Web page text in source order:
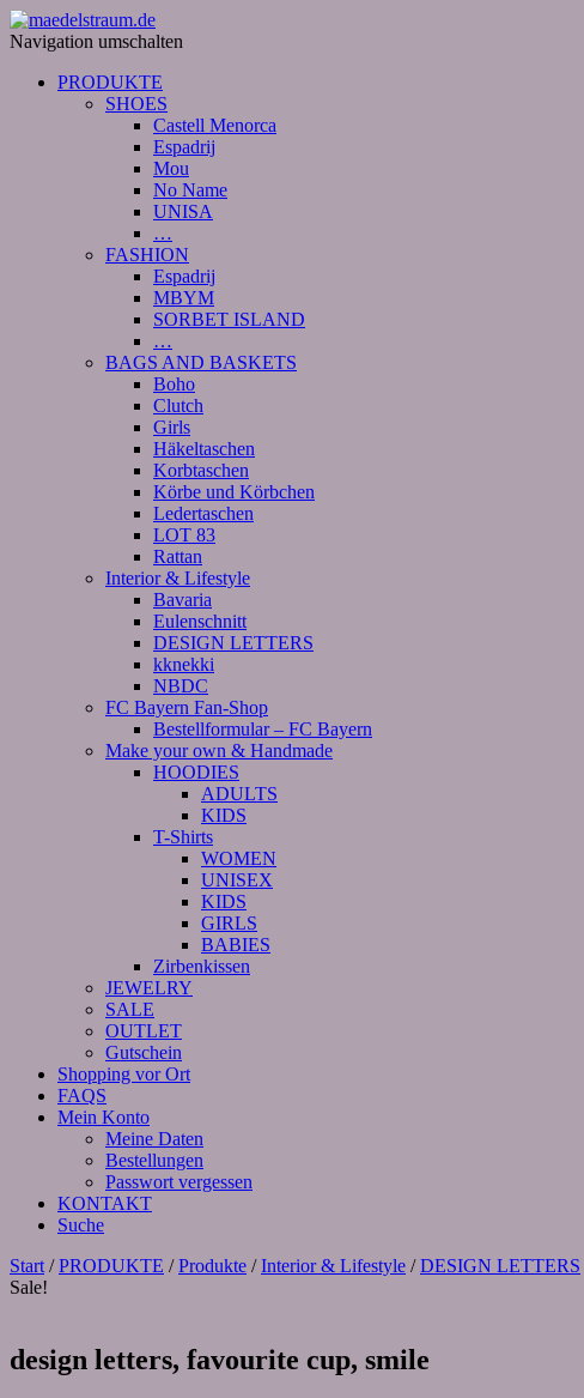
Navigation umschalten
PRODUKTE
SHOES
Castell Menorca
Espadrij
Mou
No Name
UNISA
…
FASHION
Espadrij
MBYM
SORBET ISLAND
…
BAGS AND BASKETS
Boho
Clutch
Girls
Häkeltaschen
Korbtaschen
Körbe und Körbchen
Ledertaschen
LOT 83
Rattan
Interior & Lifestyle
Bavaria
Eulenschnitt
DESIGN LETTERS
kknekki
NBDC
FC Bayern Fan-Shop
Bestellformular – FC Bayern
Make your own & Handmade
HOODIES
ADULTS
KIDS
T-Shirts
WOMEN
UNISEX
KIDS
GIRLS
BABIES
Zirbenkissen
JEWELRY
SALE
OUTLET
Gutschein
Shopping vor Ort
FAQS
Mein Konto
Meine Daten
Bestellungen
Passwort vergessen
KONTAKT
Suche
Start /PRODUKTE /Produkte /Interior & Lifestyle /DESIGN LETTERS
Sale!
design letters, favourite cup, smile